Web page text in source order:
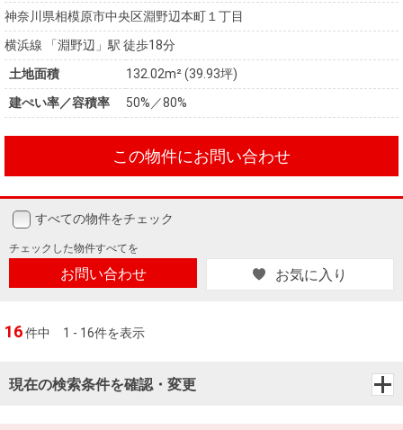
神奈川県相模原市中央区淵野辺本町１丁目
横浜線 「淵野辺」駅 徒歩18分
土地面積
132.02m² (39.93坪)
建ぺい率／容積率
50%／80%
この物件にお問い合わせ
すべての物件をチェック
チェックした物件すべてを
お問い合わせ お気に入り
16件中 1 - 16件を表示
現在の検索条件を確認・変更